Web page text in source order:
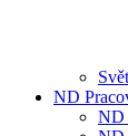
ND
ND